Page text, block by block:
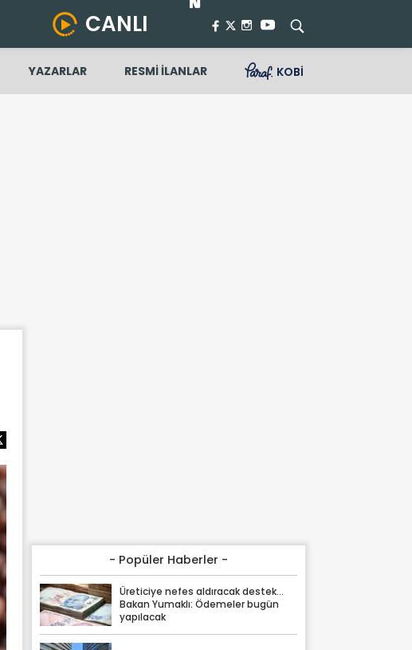
CANLI
YAZARLAR RESMİ İLANLAR KOBİ
- Popüler Haberler -
Üreticiye nefes aldıracak destek...
Bakan Yumaklı: Ödemeler bugün
yapılacak